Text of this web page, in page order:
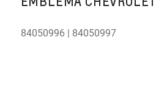
84050996 | 84050997